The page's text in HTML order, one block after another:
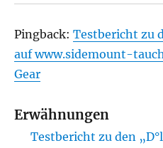
Pingback:Testbericht zu
auf www.sidemount-
Gear
Erwähnungen
Testbericht zu den